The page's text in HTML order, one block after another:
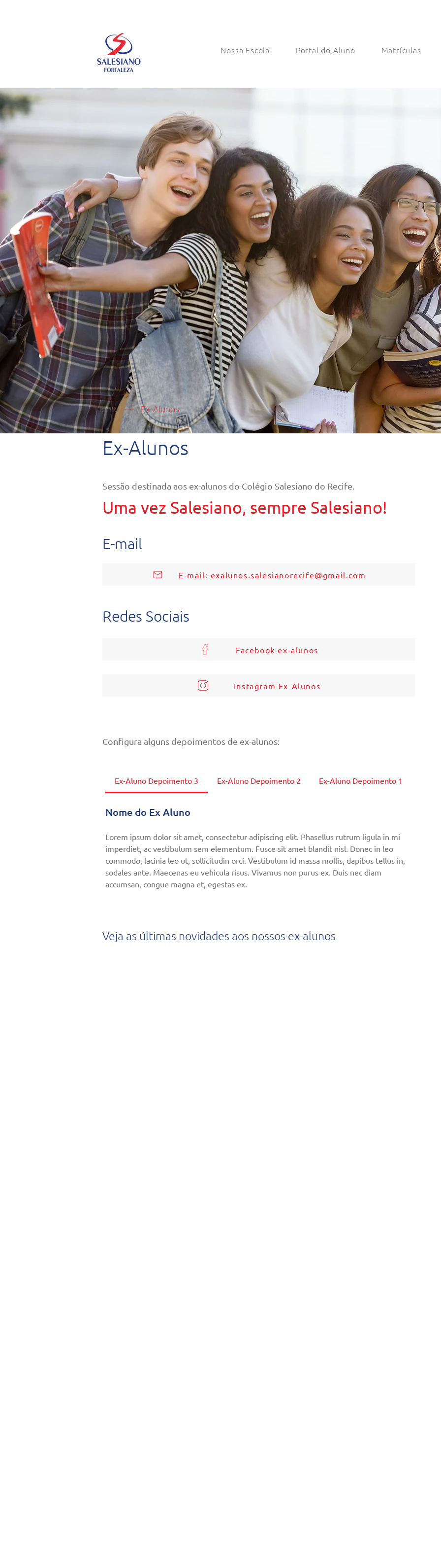
Nossa Escola Portal do Aluno Matrículas
Home Ex-Alunos
Ex-Alunos
Sessão destinada aos ex-alunos do Colégio Salesiano do Recife.
Uma vez Salesiano, sempre Salesiano!
E-mail
E-mail: exalunos.salesianorecife@gmail.com
Redes Sociais
Facebook ex-alunos
Instagram Ex-Alunos
Configura alguns depoimentos de ex-alunos:
Ex-Aluno Depoimento 3 Ex-Aluno Depoimento 2 Ex-Aluno Depoimento 1
Nome do Ex Aluno
Lorem ipsum dolor sit amet, consectetur adipiscing elit. Phasellus rutrum ligula in mi
imperdiet, ac vestibulum sem elementum. Fusce sit amet blandit nisl. Donec in leo
commodo, lacinia leo ut, sollicitudin orci. Vestibulum id massa mollis, dapibus tellus in,
sodales ante. Maecenas eu vehicula risus. Vivamus non purus ex. Duis nec diam
accumsan, congue magna et, egestas ex.
Veja as últimas novidades aos nossos ex-alunos